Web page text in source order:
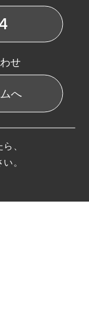
せ
へ
、
。